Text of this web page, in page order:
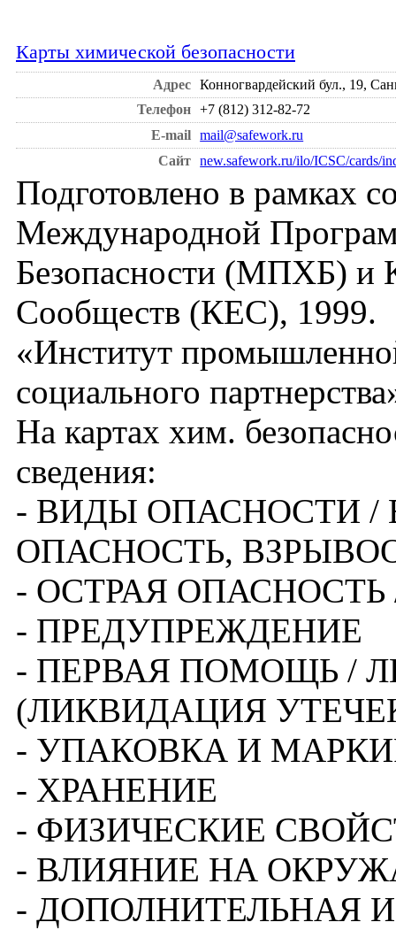
Карты химической безопасности
Адрес
Конногвардейский бул., 19,
Телефон
+7 (812) 312-82-72
E-mail
mail@safework.ru
Сайт
new.safework.ru/ilo/ICSC/cards/
Подготовлено в рамках
Международной
Безопасности (МПХБ) и
Сообществ (КЕС), 1999.
«Институт
социального
На картах хим.
сведения:
- ВИДЫ ОПАСНОСТИ /
ОПАСНОСТЬ,
- ОСТРАЯ
- ПРЕДУПРЕЖДЕНИЕ
- ПЕРВАЯ ПОМОЩЬ /
(ЛИКВИДАЦИЯ УТЕЧЕК
- УПАКОВКА И
- ХРАНЕНИЕ
- ФИЗИЧЕСКИЕ
- ВЛИЯНИЕ НА
- ДОПОЛНИТЕЛЬНАЯ